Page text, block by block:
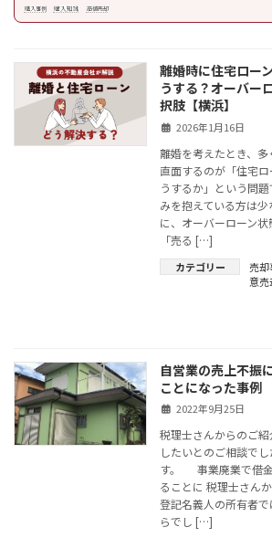
購入事例
購入知識 高値売却
離婚時に住宅ロー
うする？オーバー
択肢【横浜】
2026年1月16日
離婚を考えたとき、
直面するのが「住宅
うするか」という問
みを抱えている方は
に、オーバーローン状
「売る […]
カテゴリー 売
意売
自営業の売上不振
ことになった事例
2022年9月25日
税理士さんからのご
したいとのご相談で
す。 事業廃業で借
ることに 税理士さん
登記名義人の所有者
らでし […]